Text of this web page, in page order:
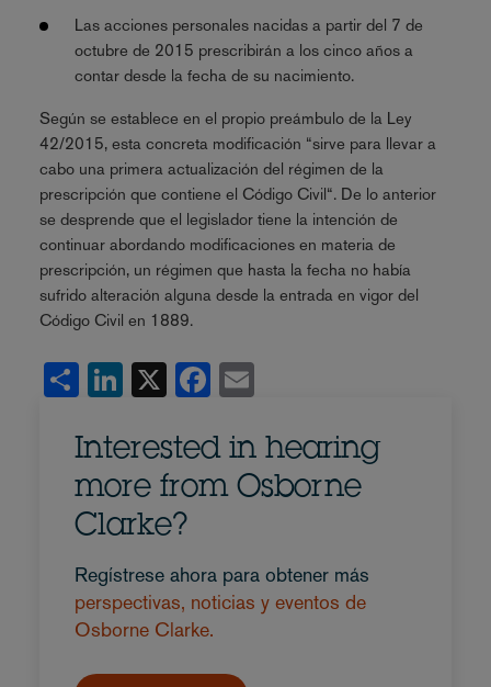
Las acciones personales nacidas a partir del 7 de
octubre de 2015 prescribirán a los cinco años a
contar desde la fecha de su nacimiento.
Según se establece en el propio preámbulo de la Ley
42/2015, esta concreta modificación “sirve para llevar a
cabo una primera actualización del régimen de la
prescripción que contiene el Código Civil“. De lo anterior
se desprende que el legislador tiene la intención de
continuar abordando modificaciones en materia de
prescripción, un régimen que hasta la fecha no había
sufrido alteración alguna desde la entrada en vigor del
Código Civil en 1889.
Share LinkedIn Facebook
Interested in hearing
more from Osborne
Clarke?
Regístrese ahora para obtener más
perspectivas, noticias y eventos de
Osborne Clarke.